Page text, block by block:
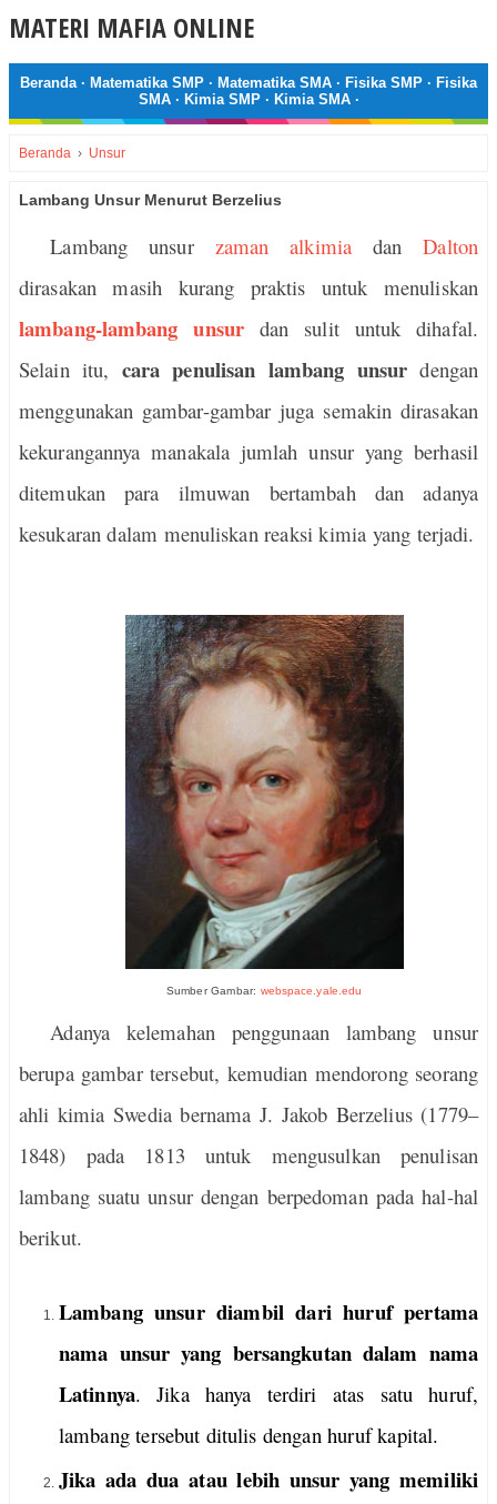
MATERI MAFIA ONLINE
Beranda· Matematika SMP · Matematika SMA · Fisika SMP · Fisika
SMA· Kimia SMP· Kimia SMA·
Beranda › Unsur
Lambang Unsur Menurut Berzelius
Lambang unsur zaman alkimiadanDalton
dirasakan masih kurang praktis untuk menuliskan
lambang-lambang unsurdan sulit untuk dihafal.
Selain itu, cara penulisan lambang unsur dengan
menggunakan gambar-gambar juga semakin dirasakan
kekurangannya manakala jumlah unsur yang berhasil
ditemukan para ilmuwan bertambah dan adanya
kesukaran dalam menuliskan reaksi kimia yang terjadi.
Sumber Gambar: webspace.yale.edu
Adanya kelemahan penggunaan lambang unsur
berupa gambar tersebut, kemudian mendorong seorang
ahli kimia Swedia bernama J. Jakob Berzelius (1779–
1848) pada 1813 untuk mengusulkan penulisan
lambang suatu unsur dengan berpedoman pada hal-hal
berikut.
Lambang unsur diambil dari huruf pertama
nama unsur yang bersangkutan dalam nama
Latinnya. Jika hanya terdiri atas satu huruf,
lambang tersebut ditulis dengan huruf kapital.
Jika ada dua atau lebih unsur yang memiliki